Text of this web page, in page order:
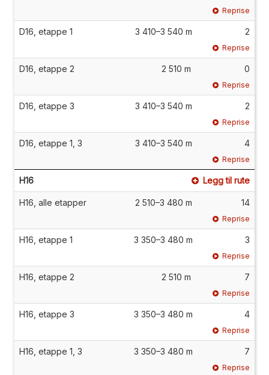
Reprise
D16, etappe 1 3 410–3 540 m 2
Reprise
D16, etappe 2 2 510 m 0
Reprise
D16, etappe 3 3 410–3 540 m 2
Reprise
D16, etappe 1, 3 3 410–3 540 m 4
Reprise
H16 Legg til rute
H16, alle etapper 2 510–3 480 m 14
Reprise
H16, etappe 1 3 350–3 480 m 3
Reprise
H16, etappe 2 2 510 m 7
Reprise
H16, etappe 3 3 350–3 480 m 4
Reprise
H16, etappe 1, 3 3 350–3 480 m 7
Reprise